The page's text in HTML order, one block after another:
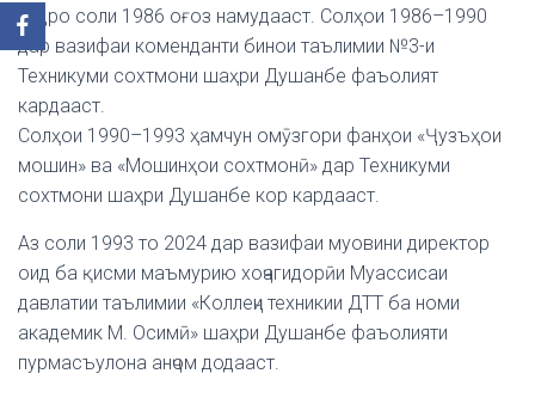
худро соли 1986 оғоз намудааст. Солҳои 1986–1990
дар вазифаи коменданти бинои таълимии №3-и
Техникуми сохтмони шаҳри Душанбе фаъолият
кардааст.
Солҳои 1990–1993 ҳамчун омӯзгори фанҳои «Ҷузъҳои
мошин» ва «Мошинҳои сохтмонӣ» дар Техникуми
сохтмони шаҳри Душанбе кор кардааст.
Аз соли 1993 то 2024 дар вазифаи муовини директор
оид ба қисми маъмурию хоҷагидорӣи Муассисаи
давлатии таълимии «Коллеҷи техникии ДТТ ба номи
академик М. Осимӣ» шаҳри Душанбе фаъолияти
пурмасъулона анҷом додааст.